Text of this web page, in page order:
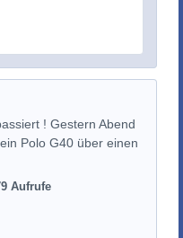
! Gestern Abend
Polo G40 über einen
Aufrufe